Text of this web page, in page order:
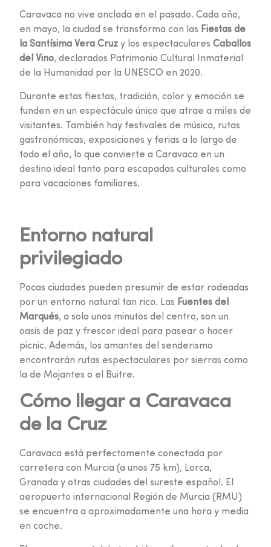
Caravaca no vive anclada en el pasado. Cada año,
en mayo, la ciudad se transforma con las Fiestas de
la Santísima Vera Cruz y los espectacularesCaballos
del Vino, declarados Patrimonio Cultural Inmaterial
de la Humanidad por la UNESCO en 2020.
Durante estas fiestas, tradición, color y emoción se
funden en un espectáculo único que atrae a miles de
visitantes. También hay festivales de música, rutas
gastronómicas, exposiciones y ferias a lo largo de
todo el año, lo que convierte a Caravaca en un
destino ideal tanto para escapadas culturales como
para vacaciones familiares.
Entorno natural
privilegiado
Pocas ciudades pueden presumir de estar rodeadas
por un entorno natural tan rico. Las Fuentes del
Marqués, a solo unos minutos del centro, son un
oasis de paz y frescor ideal para pasear o hacer
picnic. Además, los amantes del senderismo
encontrarán rutas espectaculares por sierras como
la de Mojantes o el Buitre.
Cómo llegar a Caravaca
de la Cruz
Caravaca está perfectamente conectada por
carretera con Murcia (a unos 75 km), Lorca,
Granada y otras ciudades del sureste español. El
aeropuerto internacional Región de Murcia (RMU)
se encuentra a aproximadamente una hora y media
en coche.